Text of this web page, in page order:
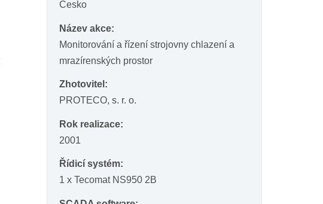
Česko
Název akce:
Monitorování a řízení strojovny chlazení a
mrazírenských prostor
Zhotovitel:
PROTECO, s. r. o.
Rok realizace:
2001
Řídicí systém:
1 x Tecomat NS950 2B